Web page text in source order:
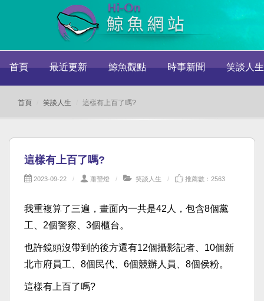
首頁 最近更新 鯨魚觀點 時事新聞 笑談人生
首頁 笑談人生 這樣有上百了嗎?
這樣有上百了嗎?
2023-09-22 蕭瑩燈 笑談人生 推薦數：2563
我重複算了三遍，畫面內一共是42人，包含8個黨
工、2個警察、3個櫃台。
也許鏡頭沒帶到的後方還有12個攝影記者、10個新
北市府員工、8個民代、6個競辦人員、8個侯粉。
這樣有上百了嗎?